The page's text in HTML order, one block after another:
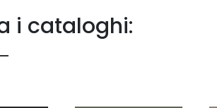
i cataloghi: